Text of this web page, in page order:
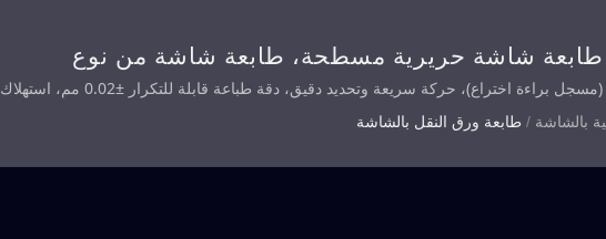
شاشة حريرية مسطحة، طابعة شاشة من نوع
طابعة شاشة حريرية عمودية
تصميم كهربائي عمودي لأعلى وأسفل (مسجل براءة اختراع)، حركة سريعة وتحديد دقيق، دقة طباعة قابلة للتكرار ±0.02 مم، استهلاك
توفير الطاقة.
بالشاشة / طابعة ورق النقل بالشاشة